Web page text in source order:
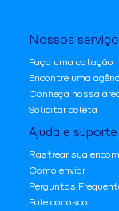
Nossos
Faça uma cotação
Encontre uma
Conheça nossa
Solicitar coleta
Ajuda e suporte
Rastrear sua
Como enviar
Perguntas
Fale conosco